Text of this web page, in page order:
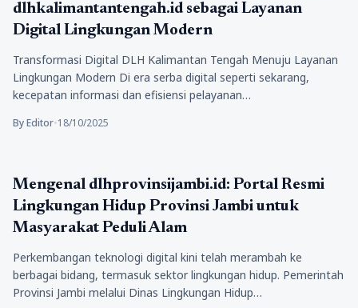
dlhkalimantantengah.id sebagai Layanan
Digital Lingkungan Modern
Transformasi Digital DLH Kalimantan Tengah Menuju Layanan
Lingkungan Modern Di era serba digital seperti sekarang,
kecepatan informasi dan efisiensi pelayanan…
By Editor•18/10/2025
Kesehatan
Mengenal dlhprovinsijambi.id: Portal Resmi
Lingkungan Hidup Provinsi Jambi untuk
Masyarakat Peduli Alam
Perkembangan teknologi digital kini telah merambah ke
berbagai bidang, termasuk sektor lingkungan hidup. Pemerintah
Provinsi Jambi melalui Dinas Lingkungan Hidup…